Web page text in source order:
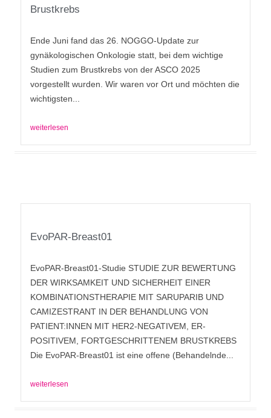
Brustkrebs
Ende Juni fand das 26. NOGGO-Update zur
gynäkologischen Onkologie statt, bei dem wichtige
Studien zum Brustkrebs von der ASCO 2025
vorgestellt wurden. Wir waren vor Ort und möchten die
wichtigsten...
weiterlesen
EvoPAR-Breast01
EvoPAR-Breast01-Studie STUDIE ZUR BEWERTUNG
DER WIRKSAMKEIT UND SICHERHEIT EINER
KOMBINATIONSTHERAPIE MIT SARUPARIB UND
CAMIZESTRANT IN DER BEHANDLUNG VON
PATIENT:INNEN MIT HER2-NEGATIVEM, ER-
POSITIVEM, FORTGESCHRITTENEM BRUSTKREBS
Die EvoPAR-Breast01 ist eine offene (Behandelnde...
weiterlesen